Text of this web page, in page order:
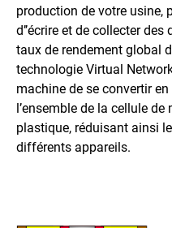
production de votre usine,
d’’écrire et de collecter des
taux de rendement global
technologie Virtual
machine de se convertir
l’ensemble de la cellule
plastique, réduisant ainsi
différents appareils.